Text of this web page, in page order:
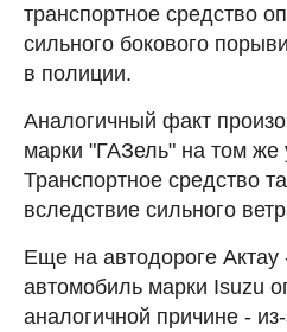
транспортное средство
сильного бокового
в полиции.
Аналогичный факт
марки "ГАЗель" на том же
Транспортное средство
вследствие сильного
Еще на автодороге
автомобиль марки Isuzu
аналогичной причине -